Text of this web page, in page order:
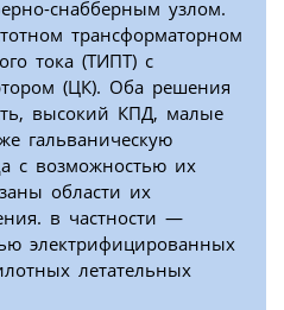
снабберным узлом.
трансформаторном
тока (ТИПТ) с
(ЦК). Оба решения
высокий КПД, малые
гальваническую
с возможностью их
области их
в частности —
электрифицированных
летательных